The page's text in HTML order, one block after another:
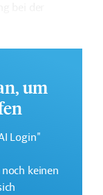
.
um
Login"
keinen